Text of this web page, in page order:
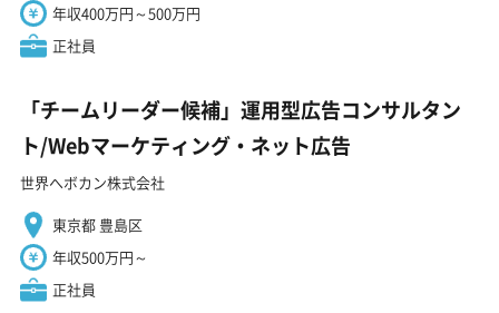
年収400万円～500万円
正社員
「チームリーダー候補」運用型広告コンサルタン
ト/Webマーケティング・ネット広告
世界へボカン株式会社
東京都 豊島区
年収500万円～
正社員